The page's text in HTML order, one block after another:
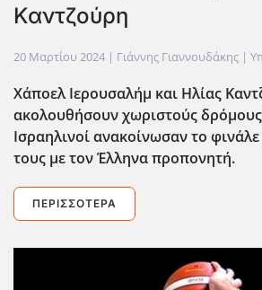
Καντζούρη
20 Μαρτίου 2024 | Γιάννης Γιαννουδάκης |
Χάποελ Ιερουσαλήμ και Ηλίας
ακολουθήσουν χωριστούς
Ισραηλινοί ανακοίνωσαν το
τους με τον Έλληνα προπονητή.
ΠΕΡΙΣΣΌΤΕΡΑ